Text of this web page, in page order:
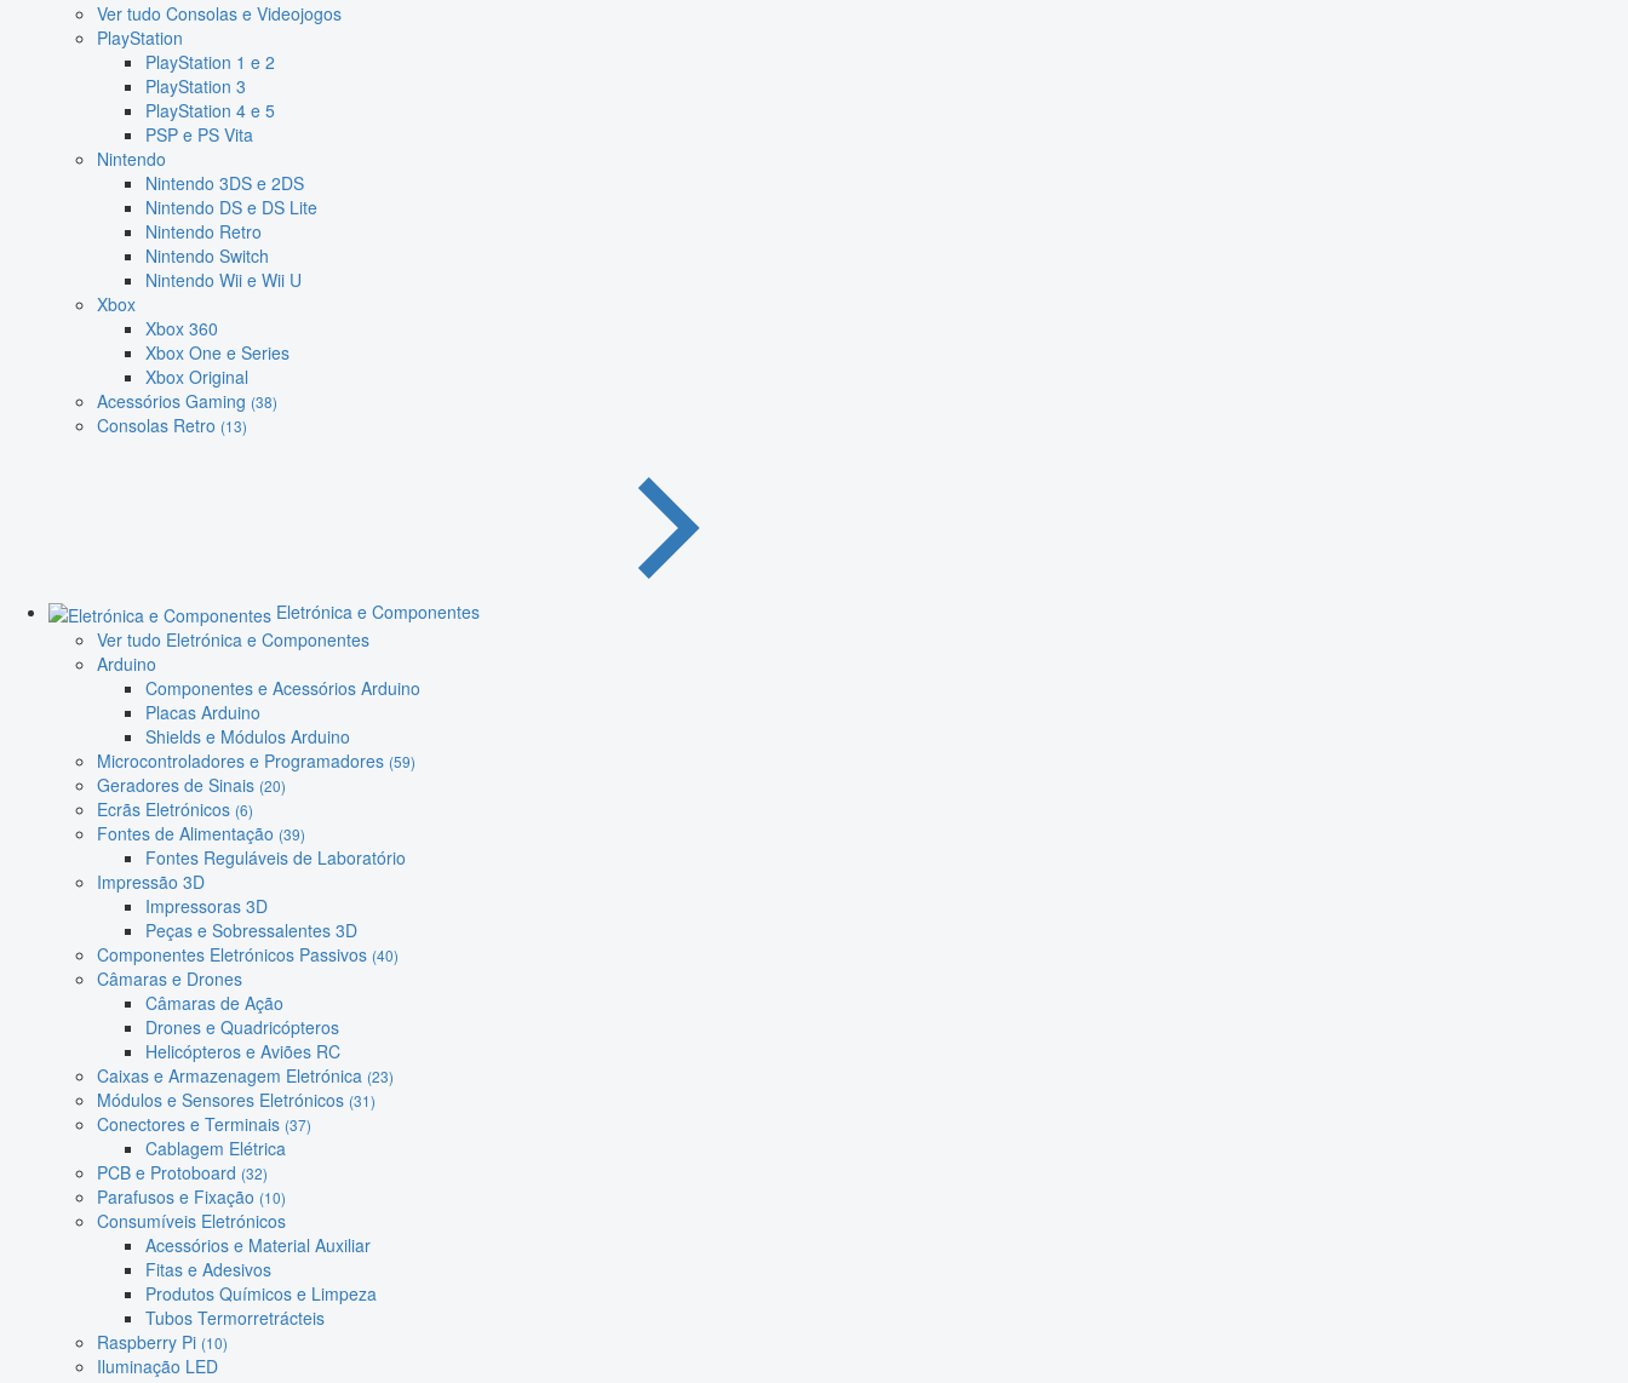
Ver tudo Consolas e Videojogos
PlayStation
PlayStation 1 e 2
PlayStation 3
PlayStation 4 e 5
PSP e PS Vita
Nintendo
Nintendo 3DS e 2DS
Nintendo DS e DS Lite
Nintendo Retro
Nintendo Switch
Nintendo Wii e Wii U
Xbox
Xbox 360
Xbox One e Series
Xbox Original
Acessórios Gaming (38)
Consolas Retro (13)
Eletrónica e Componentes
Ver tudo Eletrónica e Componentes
Arduino
Componentes e Acessórios Arduino
Placas Arduino
Shields e Módulos Arduino
Microcontroladores e Programadores (59)
Geradores de Sinais (20)
Ecrãs Eletrónicos (6)
Fontes de Alimentação (39)
Fontes Reguláveis de Laboratório
Impressão 3D
Impressoras 3D
Peças e Sobressalentes 3D
Componentes Eletrónicos Passivos (40)
Câmaras e Drones
Câmaras de Ação
Drones e Quadricópteros
Helicópteros e Aviões RC
Caixas e Armazenagem Eletrónica (23)
Módulos e Sensores Eletrónicos (31)
Conectores e Terminais (37)
Cablagem Elétrica
PCB e Protoboard (32)
Parafusos e Fixação (10)
Consumíveis Eletrónicos
Acessórios e Material Auxiliar
Fitas e Adesivos
Produtos Químicos e Limpeza
Tubos Termorretrácteis
Raspberry Pi (10)
Iluminação LED